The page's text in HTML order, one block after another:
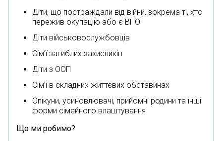
Діти, що постраждали від війни, зокрема ті, хто
пережив окупацію або є ВПО
Діти військовослужбовців
Сім’ї загиблих захисників
Діти з ООП
Сім’ї в складних життєвих обставинах
Опікуни, усиновлювачі, прийомні родини та інші
форми сімейного влаштування
Що ми робимо?